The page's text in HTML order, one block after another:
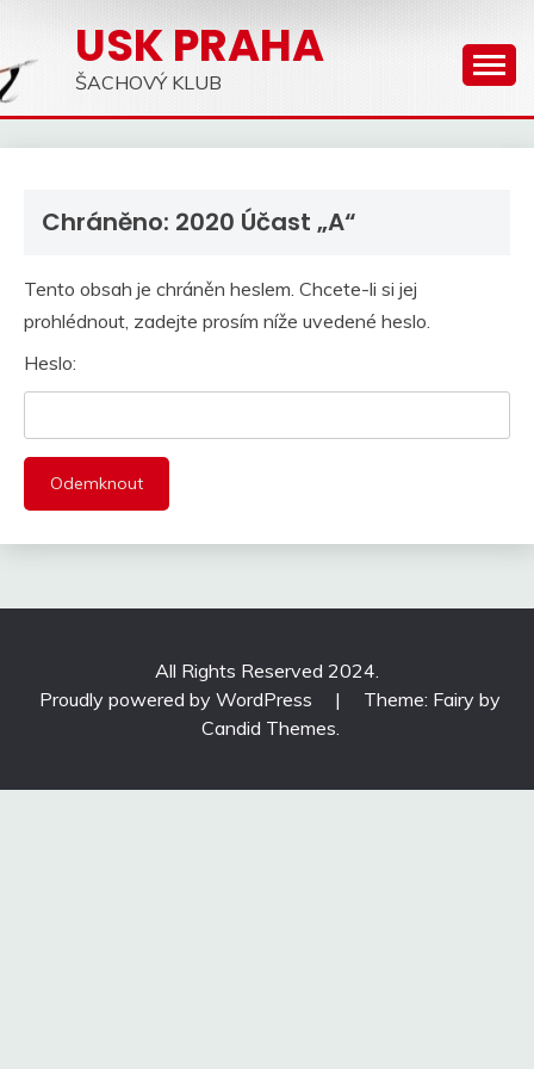
content
USK PRAHA
ŠACHOVÝ KLUB
Chráněno: 2020 Účast „A“
Tento obsah je chráněn heslem. Chcete-li si jej
prohlédnout, zadejte prosím níže uvedené heslo.
Heslo:
All Rights Reserved 2024.
Proudly powered by WordPress
|
Theme: Fairy by
Candid Themes.